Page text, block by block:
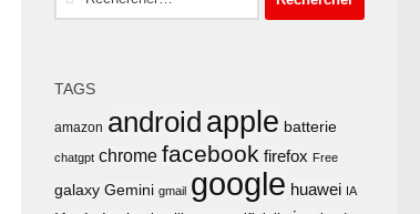
TAGS
amazon android apple batterie
chatgpt chrome facebook firefox Free
galaxy Gemini gmail google huawei IA